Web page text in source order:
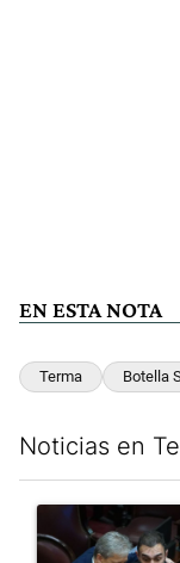
EN ESTA NOTA
Terma Botella
Noticias en
Un artículo de